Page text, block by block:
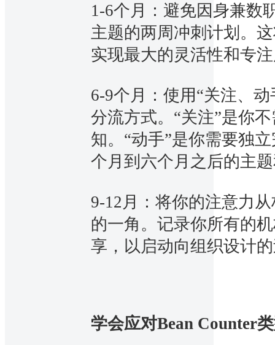
1-6个月：避免因身兼数
主题的两周冲刺计划。
实现最大的灵活性和专
6-9个月：使用“关注、
分流方式。“关注”是你
知。“动手”是你需要独
个月到六个月之后的主
9-12月：将你的注意力
的一角。记录你所有的
享，以启动向组织设计
学会应对Bean Counter